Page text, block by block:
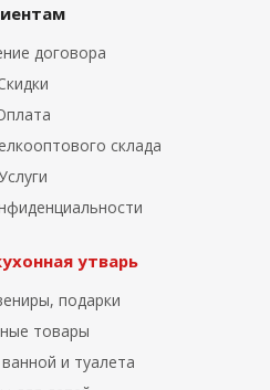
договора
склада
утварь
подарки
товары
и туалета